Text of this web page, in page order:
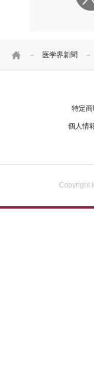
HOME 医学界新聞
特定
個人情
Copyright